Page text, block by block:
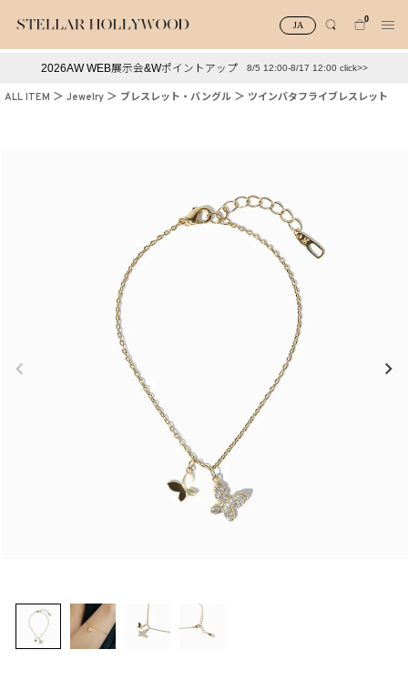
JA
0
2026AW WEB展示会&Wポイントアップ 8/5 12:00-8/17 12:00 click>>
ALL ITEM Jewelry ブレスレット・バングル ツインバタフライブレスレット